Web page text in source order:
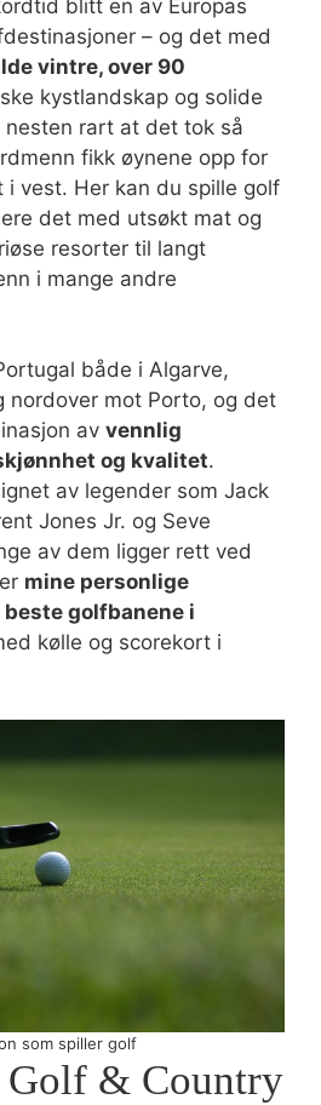
blitt en av Europas
– og det med
vintre, over 90
kystlandskap og solide
rart at det tok så
fikk øynene opp for
vest. Her kan du spille golf
det med utsøkt mat og
resorter til langt
i mange andre
både i Algarve,
nordover mot Porto, og det
av vennlig
og kvalitet.
av legender som Jack
Jones Jr. og Seve
av dem ligger rett ved
mine personlige
golfbanene i
kølle og scorekort i
som spiller golf
Golf & Country